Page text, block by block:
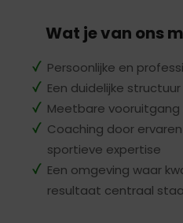
Wat je van ons
Persoonlijke en
Een duidelijke
Meetbare
Coaching door
sportieve expertise
Een omgeving waar
resultaat centraal